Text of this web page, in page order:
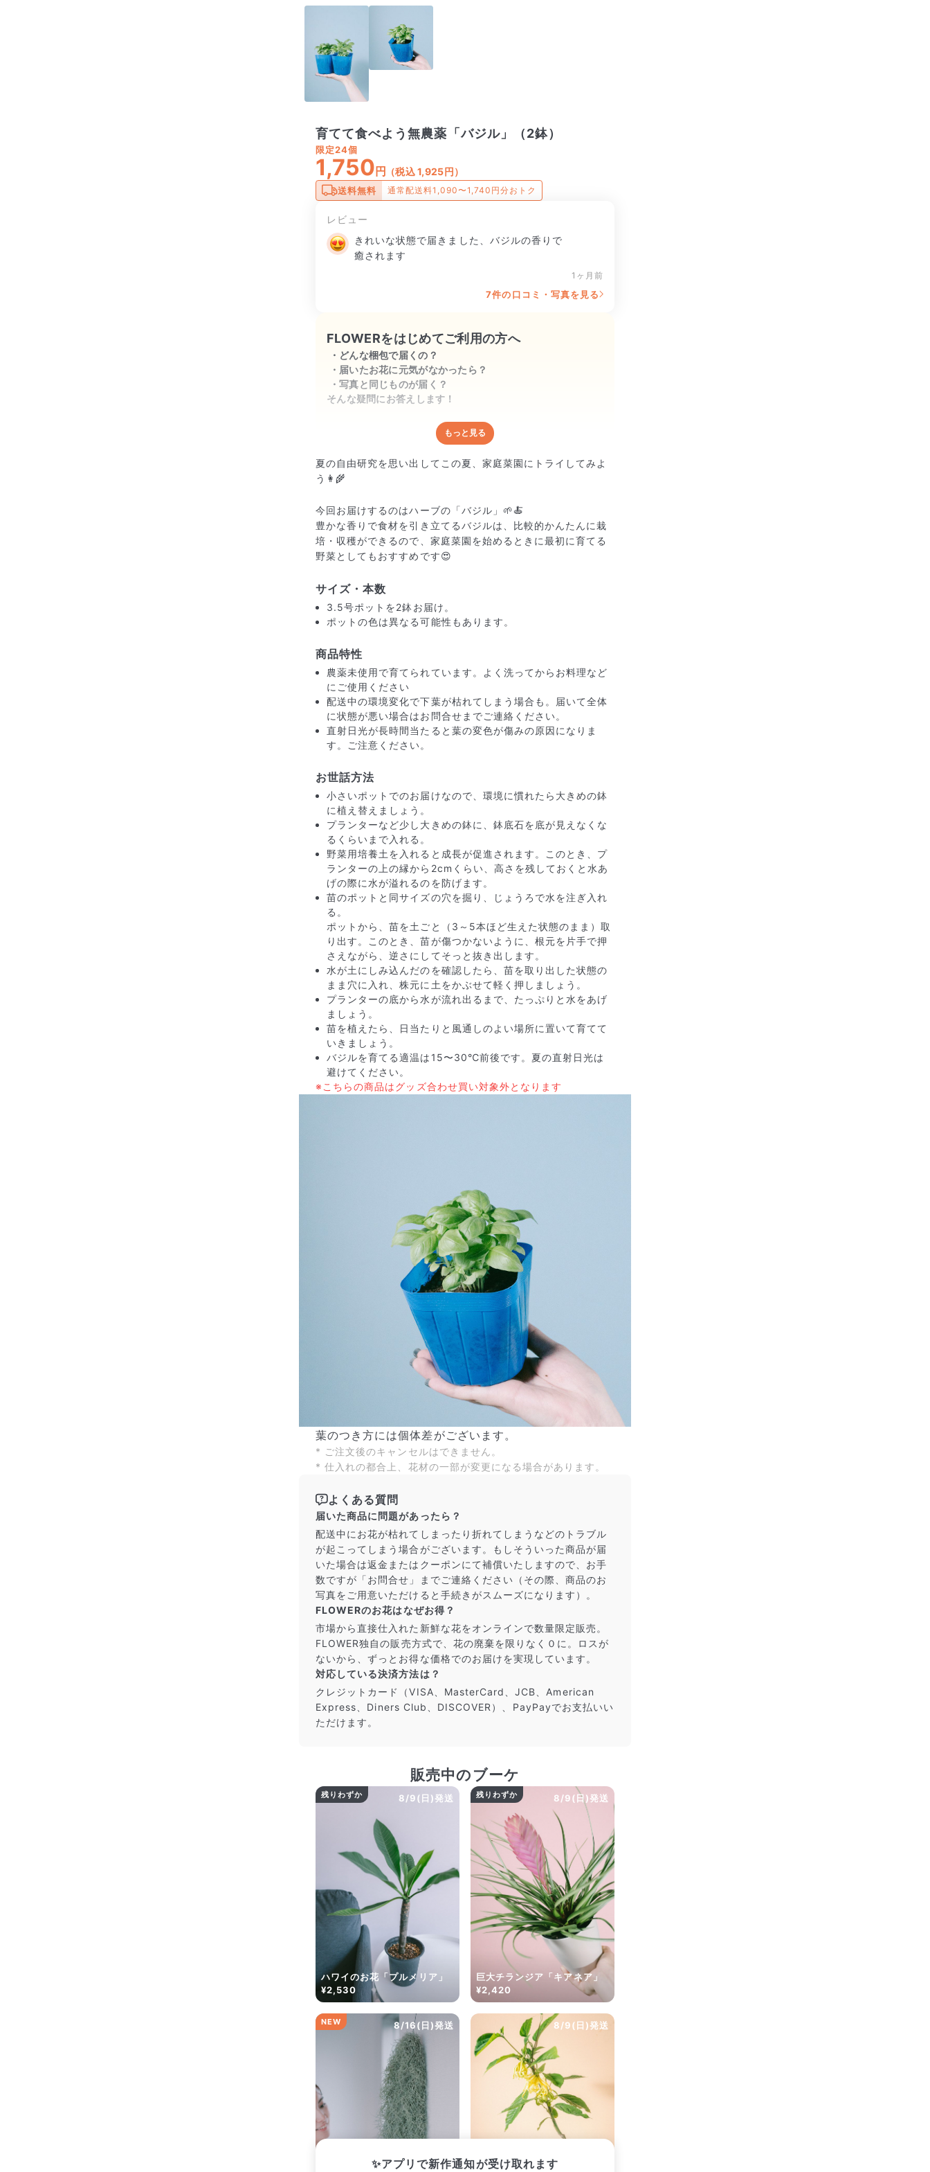
育てて食べよう無農薬「バジル」（2鉢）
限定24個
1,750円 （税込 1,925円）
送料無料 通常配送料1,090〜1,740円分おトク
レビュー
きれいな状態で届きました、バジルの香りで
癒されます
1ヶ月前
7件の口コミ・写真を見る
FLOWERをはじめてご利用の方へ
どんな梱包で届くの？
届いたお花に元気がなかったら？
写真と同じものが届く？
そんな疑問にお答えします！
どんな梱包で届くの？
出荷前に水揚げ（花が水を吸いやすくなる処理）を施し、専用
ボックスに丁寧に梱包してお届けしています。きゅっとまとめ
られて一見窮屈そうに見えますが、輸送中の衝撃による折れや
届いたお花に元気がなかったら？
もし届いたお花に「枯れている」「折れている」などの不備が
あった場合は、些細なことでもお気軽にサポートまでご連絡く
ださい。ご返金にて補償いたします。
いいえ、毎月自動でお届けするサービスではありません。好きな時
に好きな花をご注文いただけます。
Q. 配送できないエリアはありますか？
ただいま沖縄・離島エリアへの配送には対応しておりません。ご了
Q. 配送日時は指定できますか？
お花をベストなタイミングで発送しているため、お届け日の指定は
できません。受け取り時間帯は、発送後にクロネコヤマトのアプリ
から変更可能です。
Q. 注文後にキャンセルできますか？
ご注文後一定時間内であればキャンセル可能です。
もっと見る
夏の自由研究を思い出してこの夏、家庭菜園にトライしてみよ
う👩‍🌾
今回お届けするのはハーブの「バジル」🌱🍝
豊かな香りで食材を引き立てるバジルは、比較的かんたんに栽
培・収穫ができるので、家庭菜園を始めるときに最初に育てる
野菜としてもおすすめです😍
サイズ・本数
3.5号ポットを2鉢お届け。
ポットの色は異なる可能性もあります。
商品特性
農薬未使用で育てられています。よく洗ってからお料理など
にご使用ください
配送中の環境変化で下葉が枯れてしまう場合も。届いて全体
に状態が悪い場合はお問合せまでご連絡ください。
直射日光が長時間当たると葉の変色が傷みの原因になりま
す。ご注意ください。
お世話方法
小さいポットでのお届けなので、環境に慣れたら大きめの鉢
に植え替えましょう。
プランターなど少し大きめの鉢に、鉢底石を底が見えなくな
るくらいまで入れる。
野菜用培養土を入れると成長が促進されます。このとき、プ
ランターの上の縁から2cmくらい、高さを残しておくと水あ
げの際に水が溢れるのを防げます。
苗のポットと同サイズの穴を掘り、じょうろで水を注ぎ入れ
る。
ポットから、苗を土ごと（3～5本ほど生えた状態のまま）取
り出す。このとき、苗が傷つかないように、根元を片手で押
さえながら、逆さにしてそっと抜き出します。
水が土にしみ込んだのを確認したら、苗を取り出した状態の
まま穴に入れ、株元に土をかぶせて軽く押しましょう。
プランターの底から水が流れ出るまで、たっぷりと水をあげ
ましょう。
苗を植えたら、日当たりと風通しのよい場所に置いて育てて
いきましょう。
バジルを育てる適温は15〜30℃前後です。夏の直射日光は
避けてください。
※こちらの商品はグッズ合わせ買い対象外となります
葉のつき方には個体差がございます。
* ご注文後のキャンセルはできません。
* 仕入れの都合上、花材の一部が変更になる場合があります。
よくある質問
届いた商品に問題があったら？
配送中にお花が枯れてしまったり折れてしまうなどのトラブル
が起こってしまう場合がございます。もしそういった商品が届
いた場合は返金またはクーポンにて補償いたしますので、お手
数ですが「お問合せ」までご連絡ください（その際、商品のお
写真をご用意いただけると手続きがスムーズになります）。
FLOWERのお花はなぜお得？
市場から直接仕入れた新鮮な花をオンラインで数量限定販売。
FLOWER独自の販売方式で、花の廃棄を限りなく０に。ロスが
ないから、ずっとお得な価格でのお届けを実現しています。
対応している決済方法は？
クレジットカード（VISA、MasterCard、JCB、American
Express、Diners Club、DISCOVER）、PayPayでお支払いい
ただけます。
✨アプリで新作通知が受け取れます
販売中のブーケ
8/9(日)発送
残りわずか
ハワイのお花「プルメリア」
¥2,530
8/9(日)発送
残りわずか
巨大チランジア「キアネア」
¥2,420
8/16(日)発送
NEW 8/9(日)発送